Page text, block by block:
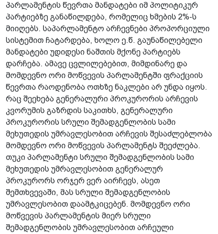
პარლამენტის წევრთა მანდატები იმ პოლიტიკურ
პარტიებზე განაწილდება, რომელიც ხმების 2%-ს
მიიღებს. საპარლამენტო არჩევნები პროპორციული
სისტემით ჩატარდება, ხოლო ე.წ. გაუნაწილებელი
მანდატები უდიდესი ნაშთის მქონე პარტიებს
დარჩება. ამავე ცვლილებებით, მიმდინარე და
მომდევნო ორი მოწვევის პარლამენტში ფრაქციის
წევრთა რაოდენობა ოთხზე ნაკლები არ უნდა იყოს.
რაც შეეხება გენერალური პროკურორის არჩევის
კვორუმის გაზრდის საკითხს, გენერალური
პროკურორის სრული შემადგენლობის სამი
მეხუთედის უმრავლესობით არჩევის შესაძლებლობა
მომდევნო ორი მოწვევის პარლამენტს შეეძლება.
თუკი პარლამენტი სრული შემადგენლობის სამი
მეხუთედის უმრავლესობით გენერალურ
პროკურორს ორჯერ ვერ აირჩევს, ასეთ
შემთხვევაში, მას სრული შემადგენლობის
უმრავლესობით დაამტკიცებენ. მომდევნო ორი
მოწვევის პარლამენტის მიერ სრული
შემადგენლობის უმრავლესობით არჩეული